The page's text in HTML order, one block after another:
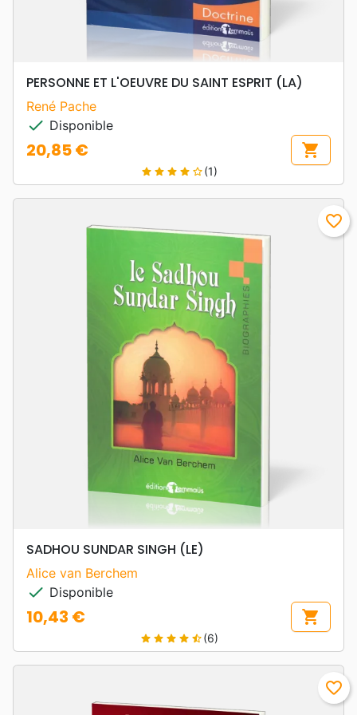
PERSONNE ET L'OEUVRE DU SAINT ESPRIT (LA)
René Pache
check Disponible
Prix
20,85 € shopping_cart
star star star star star_border(1)
favorite_border
SADHOU SUNDAR SINGH (LE)
Alice van Berchem
check Disponible
Prix
10,43 € shopping_cart
star star star star star_half(6)
favorite_border